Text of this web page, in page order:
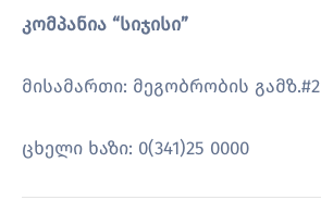
კომპანია “სიჯისი”
მისამართი: მეგობრობის გამზ.#2
ცხელი ხაზი: 0(341)25 0000